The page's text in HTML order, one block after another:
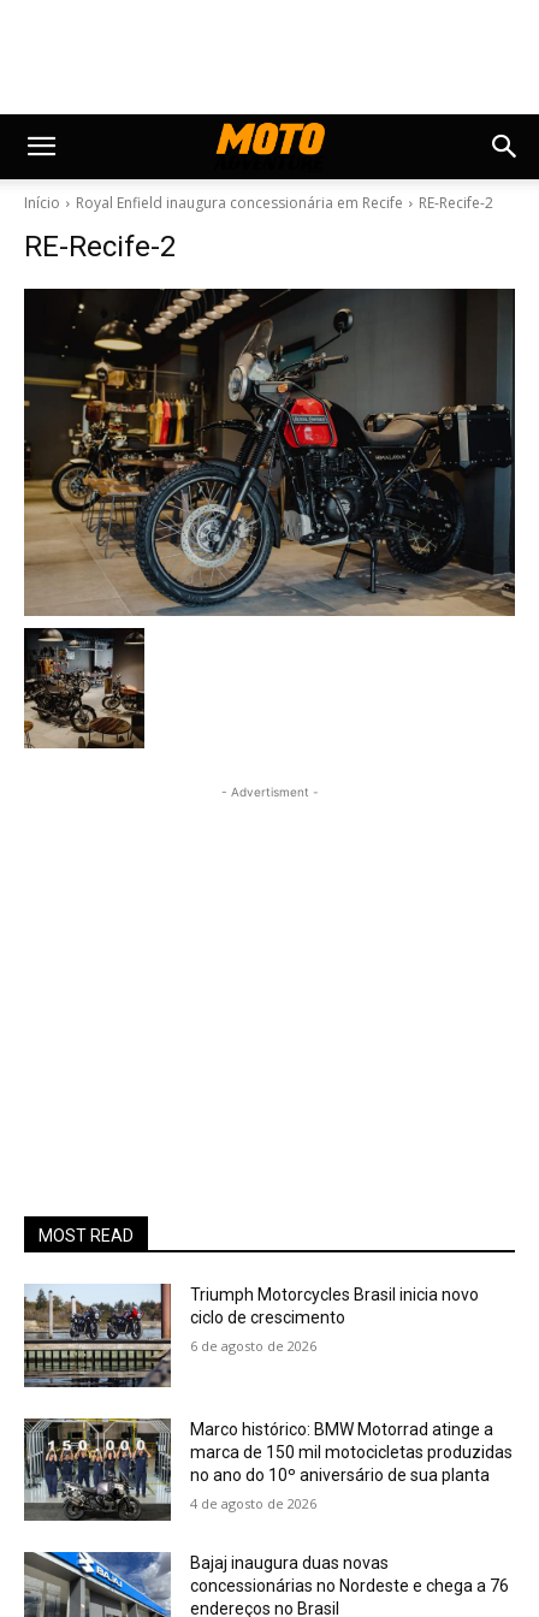
Início Royal Enfield inaugura concessionária em Recife RE-Recife-2
RE-Recife-2
- Advertisment -
MOST READ
Triumph Motorcycles Brasil inicia novo
ciclo de crescimento
6 de agosto de 2026
Marco histórico: BMW Motorrad atinge a
marca de 150 mil motocicletas produzidas
no ano do 10º aniversário de sua planta
4 de agosto de 2026
Bajaj inaugura duas novas
concessionárias no Nordeste e chega a 76
endereços no Brasil